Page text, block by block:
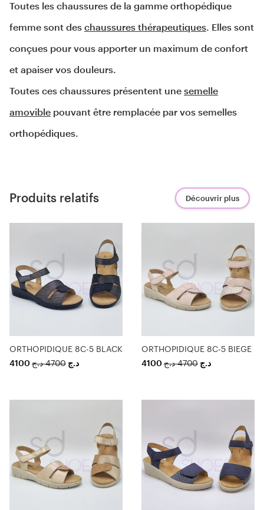
Toutes les chaussures de la gamme orthopédique
femme sont des chaussures thérapeutiques. Elles sont
conçues pour vous apporter un maximum de confort
et apaiser vos douleurs.
Toutes ces chaussures présentent une semelle
amovible pouvant être remplacée par vos semelles
orthopédiques.
Produits relatifs Découvrir plus
ORTHOPIDIQUE 8C-5 BLACK
4100
د.ج 4700 د.ج
ORTHOPIDIQUE 8C-5 BIEGE
4100
د.ج 4700 د.ج